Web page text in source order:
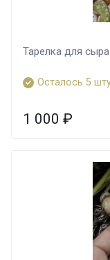
Тарелка для
Осталось 5
1 000 ₽